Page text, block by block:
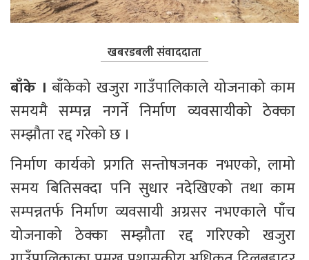
खबरडबली संवाददाता
बाँके । बाँकेको खजुरा गाउँपालिकाले योजनाको काम
समयमै सम्पन्न नगर्ने निर्माण व्यवसायीको ठेक्का
सम्झौता रद्द गरेको छ ।
निर्माण कार्यको प्रगति सन्तोषजनक नभएको, लामो
समय बितिसक्दा पनि सुधार नदेखिएको तथा काम
सम्पन्नतर्फ निर्माण व्यवसायी अग्रसर नभएकाले पाँच
योजनाको ठेक्का सम्झौता रद्द गरिएको खजुरा